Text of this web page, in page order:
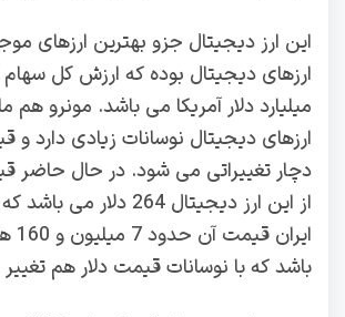
این ارز دیجیتال جزو بهترین ارزهای
میلیارد دلار آمریکا می باشد. مونرو هم
ارزهای دیجیتال نوسانات زیادی دارد و
دچار تغییراتی می شود. در حال حاضر
از این ارز دیجیتال 264
باشد که با نوسانات قیمت دلار هم